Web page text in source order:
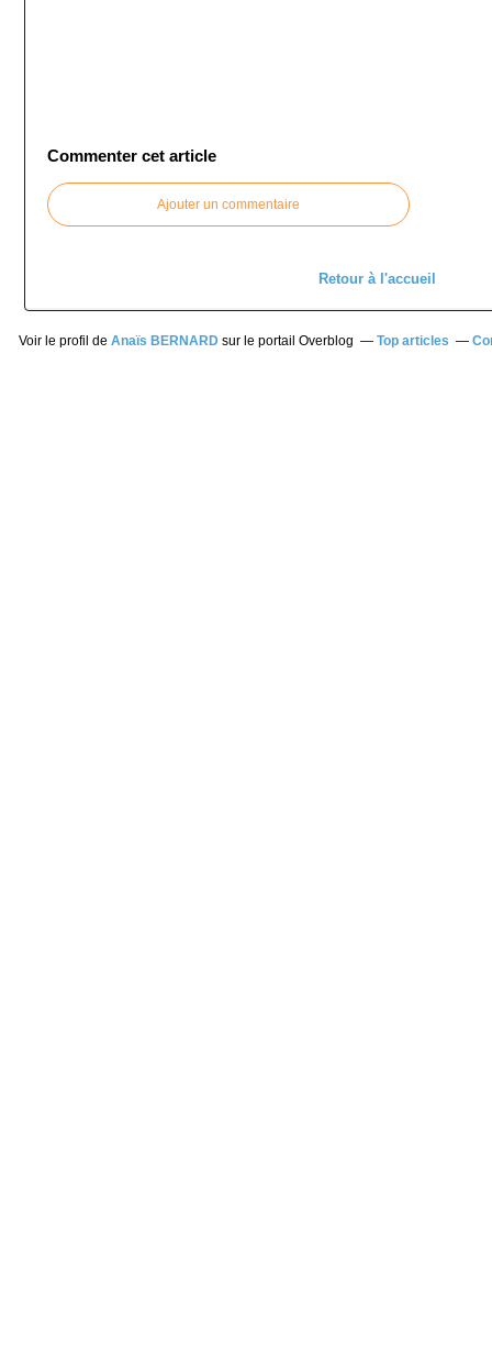
Commenter cet article
Ajouter un commentaire
Retour à l'accueil
Voir le profil de Anaïs BERNARDsur le portail Overblog Top articles